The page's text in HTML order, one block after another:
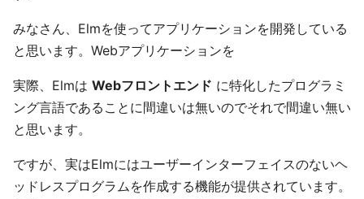
みなさん、Elmを使ってアプリケーションを開発している
と思います。Webアプリケーションを
実際、Elmは Webフロントエンド に特化したプログラミ
ング言語であることに間違いは無いのでそれで間違い無い
と思います。
ですが、実はElmにはユーザーインターフェイスのないヘ
ッドレスプログラムを作成する機能が提供されています。